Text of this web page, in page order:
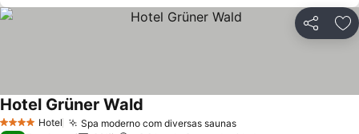
Partilhar
4 EstrelasHotel Spa moderno com diversas saunas
Hotel Grüner Wald